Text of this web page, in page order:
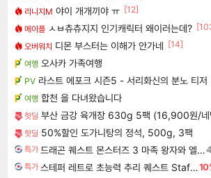
리니지M 야이 개개끼야 ㅠ [12]
메이플 ㅅㅂ츄츄지지 인기캐릭터 왜이러는데?
오버워치 디몬 부스터는 이해가 안가네 [14]
여행 오사카 가족여행
PV 라스트 에포크 시즌5 - 서리화신의 분노 티저
여행 합천 을 다녀왔습니다
핫딜 부산 금강 육개장 630g 5팩 (16,900원/네
핫딜 50%할인 도가니탕의 정석, 500g, 3팩
특가 드래곤 퀘스트 몬스터즈 3 마족 왕자와 엘프의 여행 Dragon Quest Monsters The Dark Prince
특가 스테퍼 레트로 초능력 추리 퀘스트 Staffer Retro A Supernatural Mystery Quest